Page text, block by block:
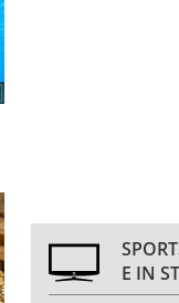
E IN